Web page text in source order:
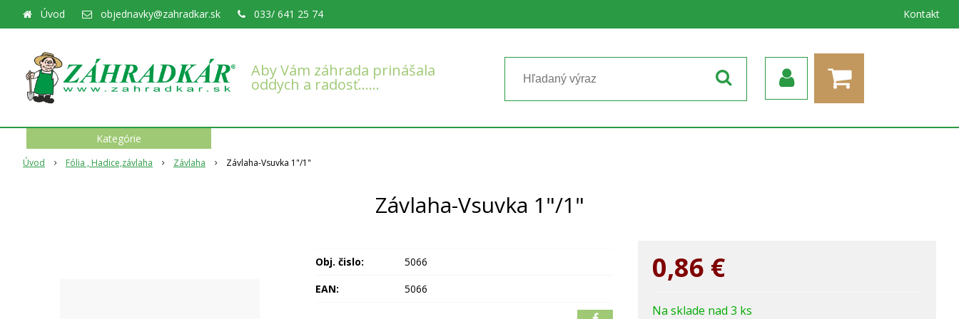
Aby Vám záhrada prinášala
oddych a radosť……
Úvod objednavky@zahradkar.sk 033/ 641 25 74 Kontakt
Úvod Fólia , Hadice,závlaha Závlaha Závlaha-Vsuvka 1"/1"
Závlaha-Vsuvka 1"/1"
0,86 €
Na sklade nad 3 ks
Obj. čislo:
5066
EAN:
5066
Kategórie